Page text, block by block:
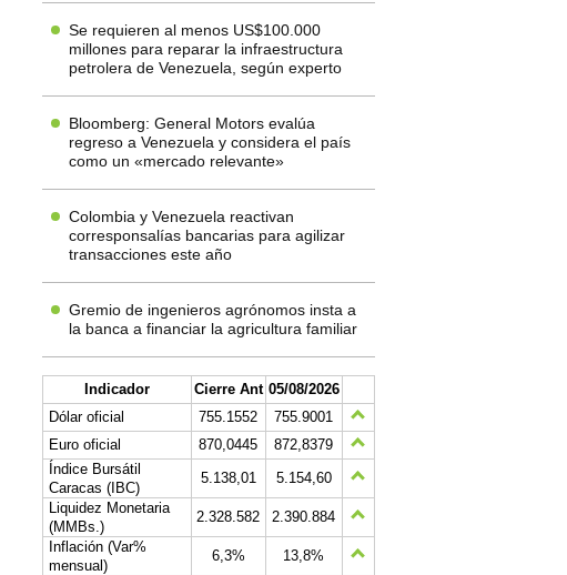
Se requieren al menos US$100.000
millones para reparar la infraestructura
petrolera de Venezuela, según experto
Bloomberg: General Motors evalúa
regreso a Venezuela y considera el país
como un «mercado relevante»
Colombia y Venezuela reactivan
corresponsalías bancarias para agilizar
transacciones este año
Gremio de ingenieros agrónomos insta a
la banca a financiar la agricultura familiar
Indicador Cierre Ant 05/08/2026
Dólar oficial
755.1552
755.9001
Euro oficial
870,0445
872,8379
Índice Bursátil
Caracas (IBC)
5.138,01
5.154,60
Liquidez Monetaria
(MMBs.)
2.328.582
2.390.884
Inflación (Var%
mensual)
6,3%
13,8%